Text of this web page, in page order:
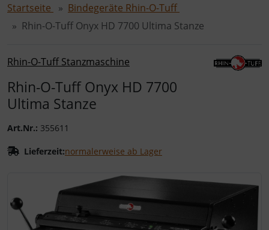
Startseite
Bindegeräte Rhin-O-Tuff
Rhin-O-Tuff Onyx HD 7700 Ultima Stanze
Rhin-O-Tuff Stanzmaschine
Rhin-O-Tuff Onyx HD 7700
Ultima Stanze
Art.Nr.: 355611
Lieferzeit:normalerweise ab Lager
Wenn mehr als ein Produktbild existiert, können Sie die